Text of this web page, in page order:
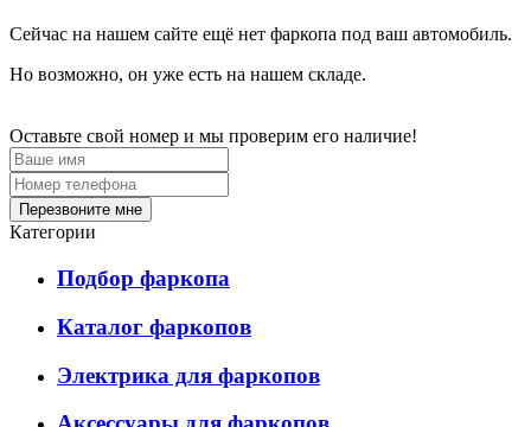
Сейчас на нашем сайте ещё нет фаркопа под ваш автомобиль.
Но возможно, он уже есть на нашем складе.
Оставьте свой номер и мы проверим его наличие!
Перезвоните мне
Категории
Подбор фаркопа
Каталог фаркопов
Электрика для фаркопов